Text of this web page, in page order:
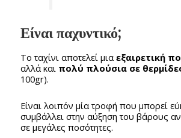
Είναι παχυντικό;
Tο ταχίνι αποτελεί μια εξαιρετική
αλλά και πολύ πλούσια σε
100gr).
Είναι λοιπόν μία τροφή που μπορεί
συμβάλλει στην αύξηση του βάρους
σε μεγάλες ποσότητες.